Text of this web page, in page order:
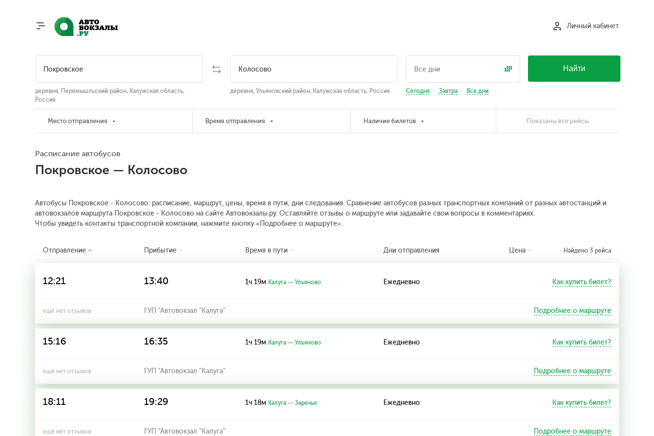
Личный кабинет
деревня, Перемышльский район, Калужская область,
Россия
деревня, Ульяновский район, Калужская область, Россия Сегодня Завтра Все дни
Найти
Место отправления Время отправления Наличие билетов Показаны все рейсы
Расписание автобусов
Покровское — Колосово
Автобусы Покровское - Колосово: расписание, маршрут, цены, время в пути, дни следования. Сравнение автобусов разных транспортных компаний от разных автостанций и
автовокзалов маршрута Покровское - Колосово на сайте Автовокзалы.ру. Оставляйте отзывы о маршруте или задавайте свои вопросы в комментариях.
Чтобы увидеть контакты транспортной компании, нажмите кнопку «Подробнее о маршруте».
Отправление Прибытие Время в пути Дни отправления Цена Найдено 3 рейса
12:21 13:40 1ч 19м Калуга — Ульяново Ежедневно Как купить билет?
ещё нет отзывов ГУП "Автовокзал "Калуга" Подробнее о маршруте
15:16 16:35 1ч 19м Калуга — Ульяново Ежедневно Как купить билет?
ещё нет отзывов ГУП "Автовокзал "Калуга" Подробнее о маршруте
18:11 19:29 1ч 18м Калуга — Заречье Ежедневно Как купить билет?
ещё нет отзывов ГУП "Автовокзал "Калуга" Подробнее о маршруте